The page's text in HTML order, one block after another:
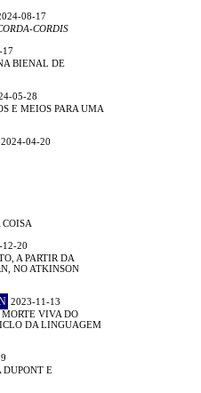
08-17
CORDIS
17
BIENAL DE
05-28
E MEIOS PARA UMA
2024-04-20
COISA
12-20
A PARTIR DA
NO ATKINSON
2023-11-13
VIVA DO
DA LINGUAGEM
DUPONT E